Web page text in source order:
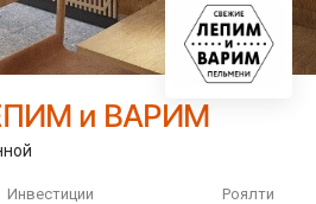
и ВАРИМ
Инвестиции Роялти